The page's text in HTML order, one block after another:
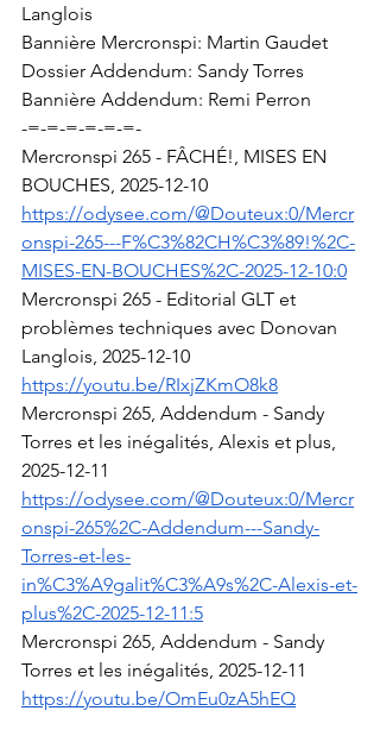
Langlois
Bannière Mercronspi: Martin Gaudet
Dossier Addendum: Sandy Torres
Bannière Addendum: Remi Perron
-=-=-=-=-=-=-
Mercronspi 265 - FÂCHÉ!, MISES EN
BOUCHES, 2025-12-10
https://odysee.com/@Douteux:0/Mercr
onspi-265---F%C3%82CH%C3%89!%2C-
MISES-EN-BOUCHES%2C-2025-12-10:0
Mercronspi 265 - Editorial GLT et
problèmes techniques avec Donovan
Langlois, 2025-12-10
https://youtu.be/RIxjZKmO8k8
Mercronspi 265, Addendum - Sandy
Torres et les inégalités, Alexis et plus,
2025-12-11
https://odysee.com/@Douteux:0/Mercr
onspi-265%2C-Addendum---Sandy-
Torres-et-les-
in%C3%A9galit%C3%A9s%2C-Alexis-et-
plus%2C-2025-12-11:5
Mercronspi 265, Addendum - Sandy
Torres et les inégalités, 2025-12-11
https://youtu.be/OmEu0zA5hEQ